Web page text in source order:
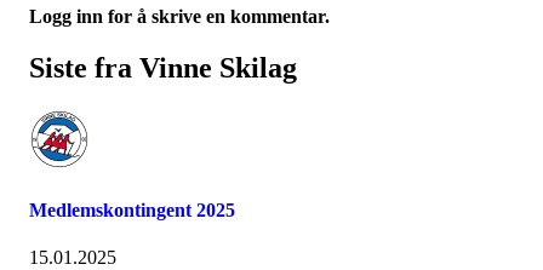
Logg inn for å skrive en kommentar.
Siste fra Vinne Skilag
Medlemskontingent 2025
15.01.2025